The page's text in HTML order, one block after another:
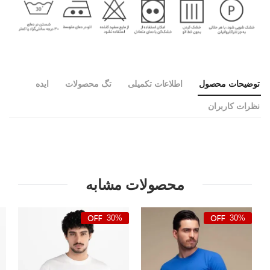
توضیحات محصول اطلاعات تکمیلی تگ محصولات ایده
نظرات کاربران
محصولات مشابه
30%
30%